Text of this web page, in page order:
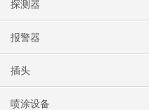
探测器
报警器
插头
喷涂设备